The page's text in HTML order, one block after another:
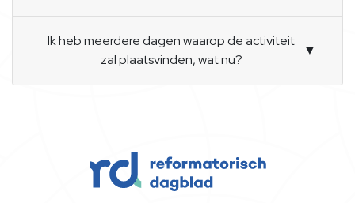
Ik heb meerdere dagen waarop de activiteit
zal plaatsvinden, wat nu?
▼